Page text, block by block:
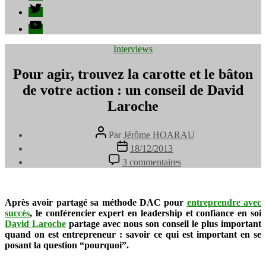
Twitter
YouTube
Catégories
Interviews
Pour agir, trouvez la carotte et le bâton
de votre action : un conseil de David
Laroche
Auteur
de
l’article
Par Jérôme HOARAU
Date
de
l’article
18/12/2013
3 commentaires
Pour
la
carotte
et
le
Après avoir partagé sa méthode DAC pour entreprendre avec
succès, le conférencier expert en leadership et confiance en soi
David Laroche partage avec nous son conseil le plus important
quand on est entrepreneur : savoir ce qui est important en se
posant la question “pourquoi”.